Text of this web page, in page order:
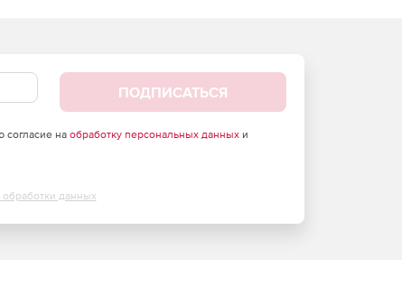
ПОДПИСАТЬСЯ
согласие на обработку персональных данныхи
данных